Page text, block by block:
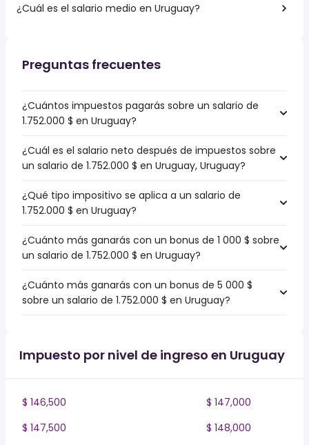
¿Cuál es el salario medio en Uruguay?
Preguntas frecuentes
¿Cuántos impuestos pagarás sobre un salario de
1.752.000 $ en Uruguay?
¿Cuál es el salario neto después de impuestos sobre
un salario de 1.752.000 $ en Uruguay, Uruguay?
¿Qué tipo impositivo se aplica a un salario de
1.752.000 $ en Uruguay?
¿Cuánto más ganarás con un bonus de 1 000 $ sobre
un salario de 1.752.000 $ en Uruguay?
¿Cuánto más ganarás con un bonus de 5 000 $
sobre un salario de 1.752.000 $ en Uruguay?
Impuesto por nivel de ingreso en Uruguay
$ 146,500
$ 147,000
$ 147,500
$ 148,000